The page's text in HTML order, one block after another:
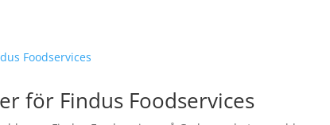
för Findus Foodservices